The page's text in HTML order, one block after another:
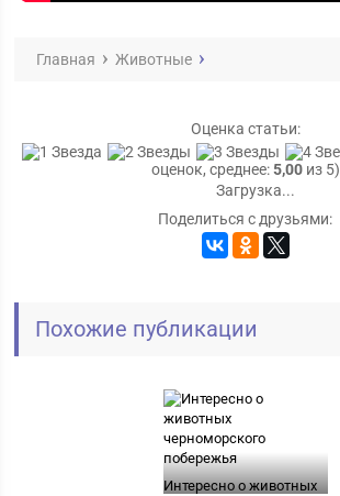
Главная Животные
Оценка статьи:
оценок, среднее:5,00из 5)
Загрузка...
Поделиться с друзьями:
Похожие публикации
Интересно о животных